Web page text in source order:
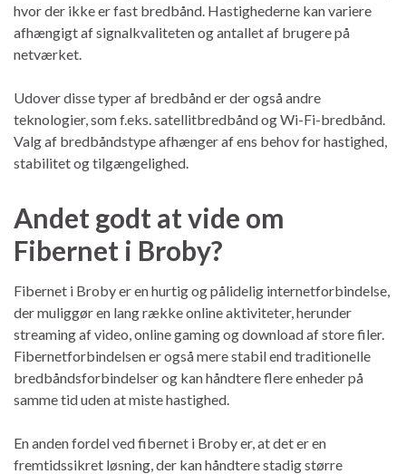
hvor der ikke er fast bredbånd. Hastighederne kan variere
afhængigt af signalkvaliteten og antallet af brugere på
netværket.
Udover disse typer af bredbånd er der også andre
teknologier, som f.eks. satellitbredbånd og Wi-Fi-bredbånd.
Valg af bredbåndstype afhænger af ens behov for hastighed,
stabilitet og tilgængelighed.
Andet godt at vide om
Fibernet i Broby?
Fibernet i Broby er en hurtig og pålidelig internetforbindelse,
der muliggør en lang række online aktiviteter, herunder
streaming af video, online gaming og download af store filer.
Fibernetforbindelsen er også mere stabil end traditionelle
bredbåndsforbindelser og kan håndtere flere enheder på
samme tid uden at miste hastighed.
En anden fordel ved fibernet i Broby er, at det er en
fremtidssikret løsning, der kan håndtere stadig større